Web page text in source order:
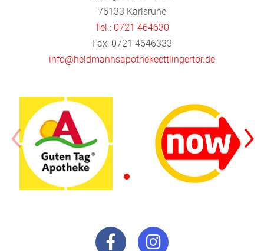
76133 Karlsruhe
Tel.: 0721 464630
Fax: 0721 4646333
info@heldmannsapothekeettlingertor.de